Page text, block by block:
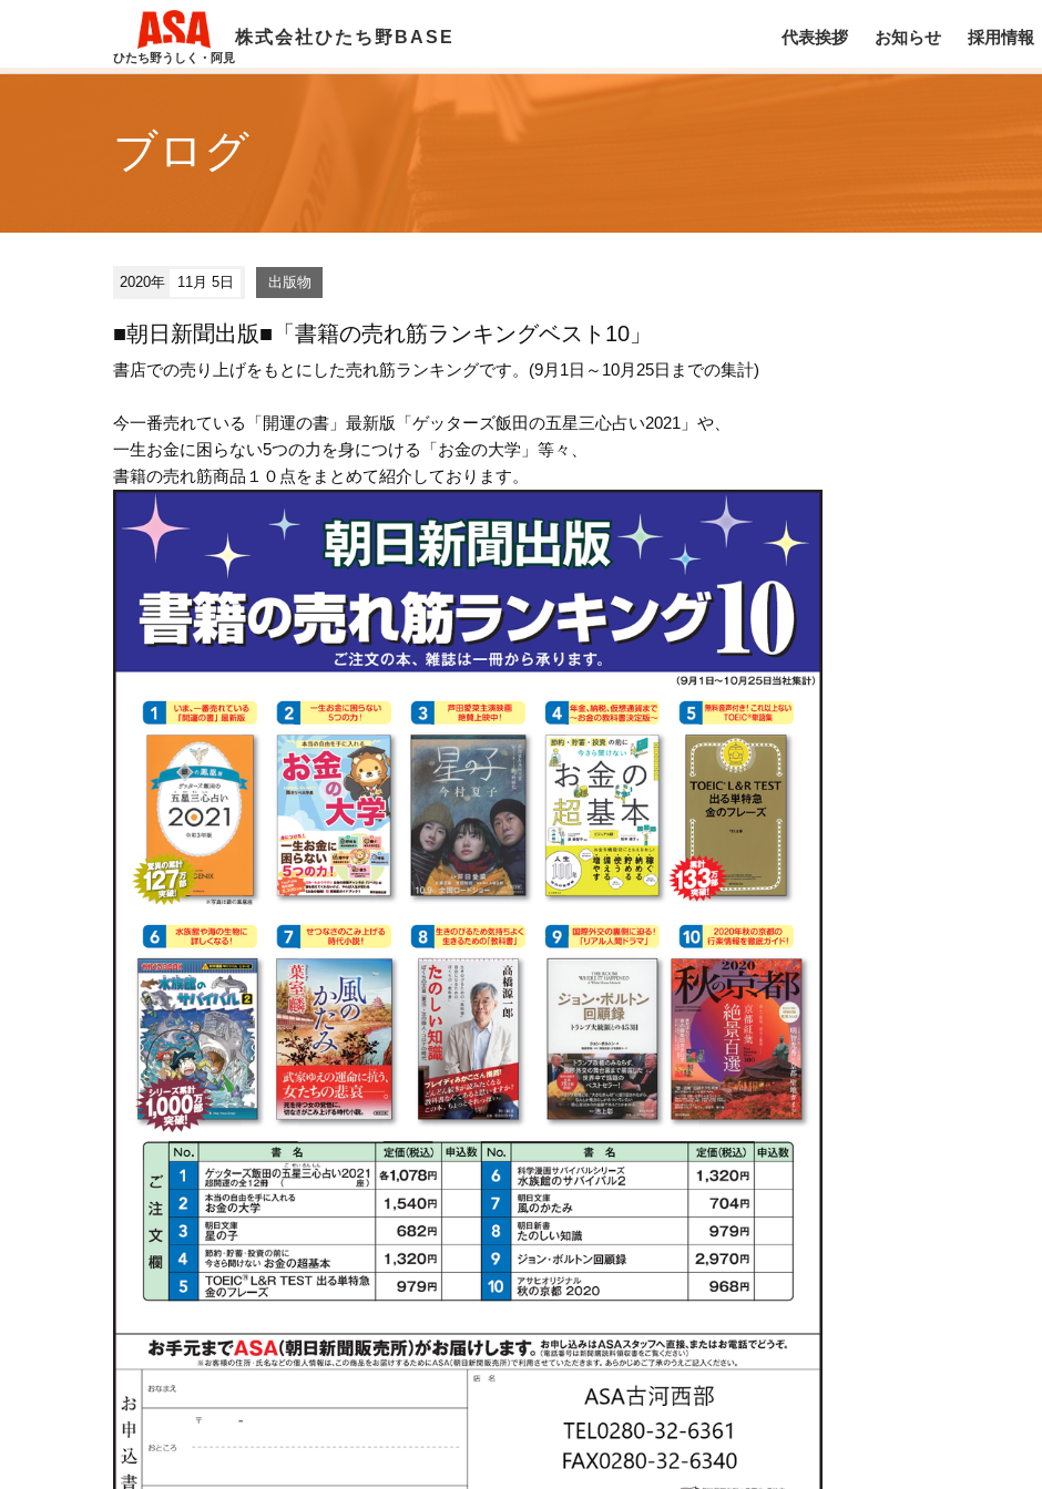
ひたち野うしく・阿見
株式会社ひたち野BASE 代表挨拶 お知らせ 採用情報
ブログ
2020年 11月 5日 出版物
■朝日新聞出版■「書籍の売れ筋ランキングベスト10」
書店での売り上げをもとにした売れ筋ランキングです。(9月1日～10月25日までの集計)
今一番売れている「開運の書」最新版「ゲッターズ飯田の五星三心占い2021」や、
一生お金に困らない5つの力を身につける「お金の大学」等々、
書籍の売れ筋商品１０点をまとめて紹介しております。